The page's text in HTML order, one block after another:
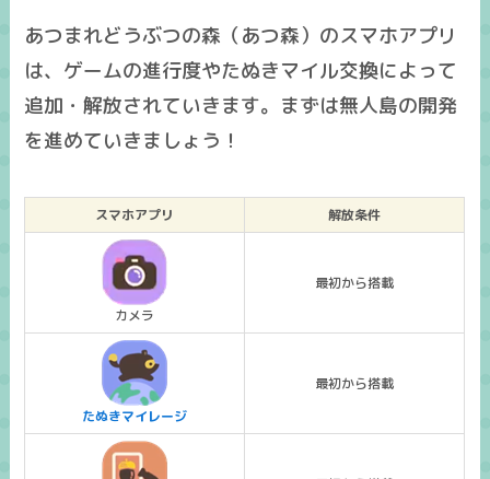
あつまれどうぶつの森（あつ森）のスマホアプリ
は、ゲームの進行度やたぬきマイル交換によって
追加・解放されていきます。まずは無人島の開発
を進めていきましょう！
スマホアプリ 解放条件
カメラ
最初から搭載
たぬきマイレージ
最初から搭載